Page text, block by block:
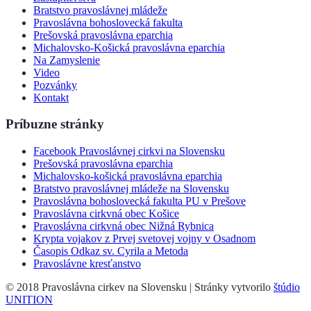
Bratstvo pravoslávnej mládeže
Pravoslávna bohoslovecká fakulta
Prešovská pravoslávna eparchia
Michalovsko-Košická pravoslávna eparchia
Na Zamyslenie
Video
Pozvánky
Kontakt
Príbuzne stránky
Facebook Pravoslávnej cirkvi na Slovensku
Prešovská pravoslávna eparchia
Michalovsko-košická pravoslávna eparchia
Bratstvo pravoslávnej mládeže na Slovensku
Pravoslávna bohoslovecká fakulta PU v Prešove
Pravoslávna cirkvná obec Košice
Pravoslávna cirkvná obec Nižná Rybnica
Krypta vojakov z Prvej svetovej vojny v Osadnom
Časopis Odkaz sv. Cyrila a Metoda
Pravoslávne kresťanstvo
© 2018 Pravoslávna cirkev na Slovensku | Stránky vytvorilo štúdio
UNITION